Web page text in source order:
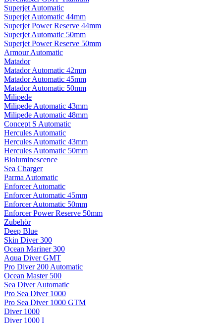
Superjet Automatic
Superjet Automatic 44mm
Superjet Power Reserve 44mm
Superjet Automatic 50mm
Superjet Power Reserve 50mm
Armour Automatic
Matador
Matador Automatic 42mm
Matador Automatic 45mm
Matador Automatic 50mm
Milipede
Milipede Automatic 43mm
Milipede Automatic 48mm
Concept S Automatic
Hercules Automatic
Hercules Automatic 43mm
Hercules Automatic 50mm
Bioluminescence
Sea Charger
Parma Automatic
Enforcer Automatic
Enforcer Automatic 45mm
Enforcer Automatic 50mm
Enforcer Power Reserve 50mm
Zubehör
Deep Blue
Skin Diver 300
Ocean Mariner 300
Aqua Diver GMT
Pro Diver 200 Automatic
Ocean Master 500
Sea Diver Automatic
Pro Sea Diver 1000
Pro Sea Diver 1000 GTM
Diver 1000
Diver 1000 I